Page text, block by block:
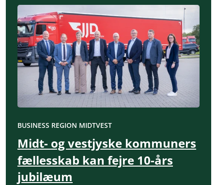
BUSINESS REGION MIDTVEST
Midt- og vestjyske kommuners
fællesskab kan fejre 10-års
jubilæum